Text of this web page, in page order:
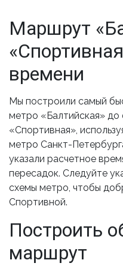
Маршрут
времени
Мы построили самый
метро «Балтийская» до
«Спортивная»,
метро Санкт-
указали расчетное
пересадок. Следуйте
схемы метро, чтобы
Спортивной.
Построить
маршрут